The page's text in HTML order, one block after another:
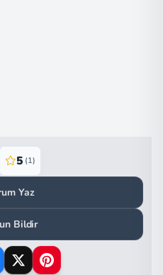
5 (1)
Yaz
Bildir